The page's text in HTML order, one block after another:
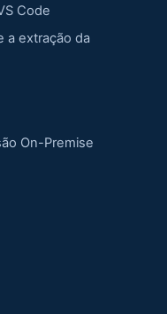
Code
a extração da
On-Premise